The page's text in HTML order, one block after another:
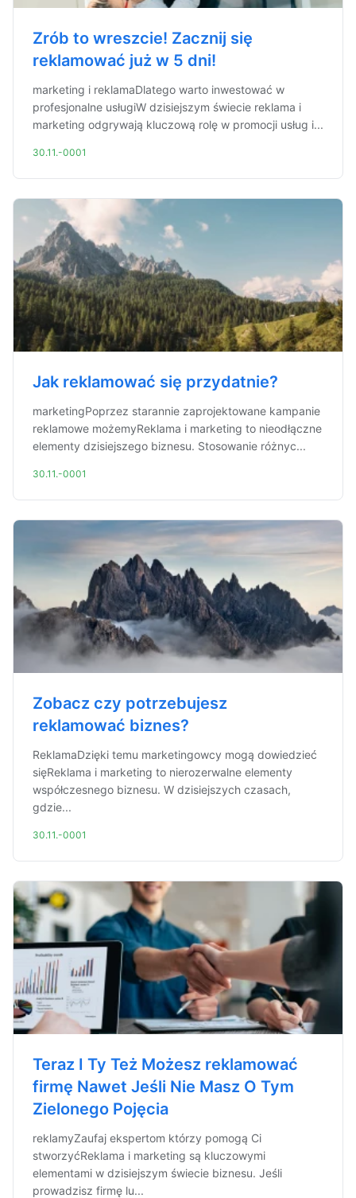
Zrób to wreszcie! Zacznij się
reklamować już w 5 dni!
marketing i reklamaDlatego warto inwestować w
profesjonalne usługiW dzisiejszym świecie reklama i
marketing odgrywają kluczową rolę w promocji usług i...
30.11.-0001
Jak reklamować się przydatnie?
marketingPoprzez starannie zaprojektowane kampanie
reklamowe możemyReklama i marketing to nieodłączne
elementy dzisiejszego biznesu. Stosowanie różnyc...
30.11.-0001
Zobacz czy potrzebujesz
reklamować biznes?
ReklamaDzięki temu marketingowcy mogą dowiedzieć
sięReklama i marketing to nierozerwalne elementy
współczesnego biznesu. W dzisiejszych czasach,
gdzie...
30.11.-0001
Teraz I Ty Też Możesz reklamować
firmę Nawet Jeśli Nie Masz O Tym
Zielonego Pojęcia
reklamyZaufaj ekspertom którzy pomogą Ci
stworzyćReklama i marketing są kluczowymi
elementami w dzisiejszym świecie biznesu. Jeśli
prowadzisz firmę lu...